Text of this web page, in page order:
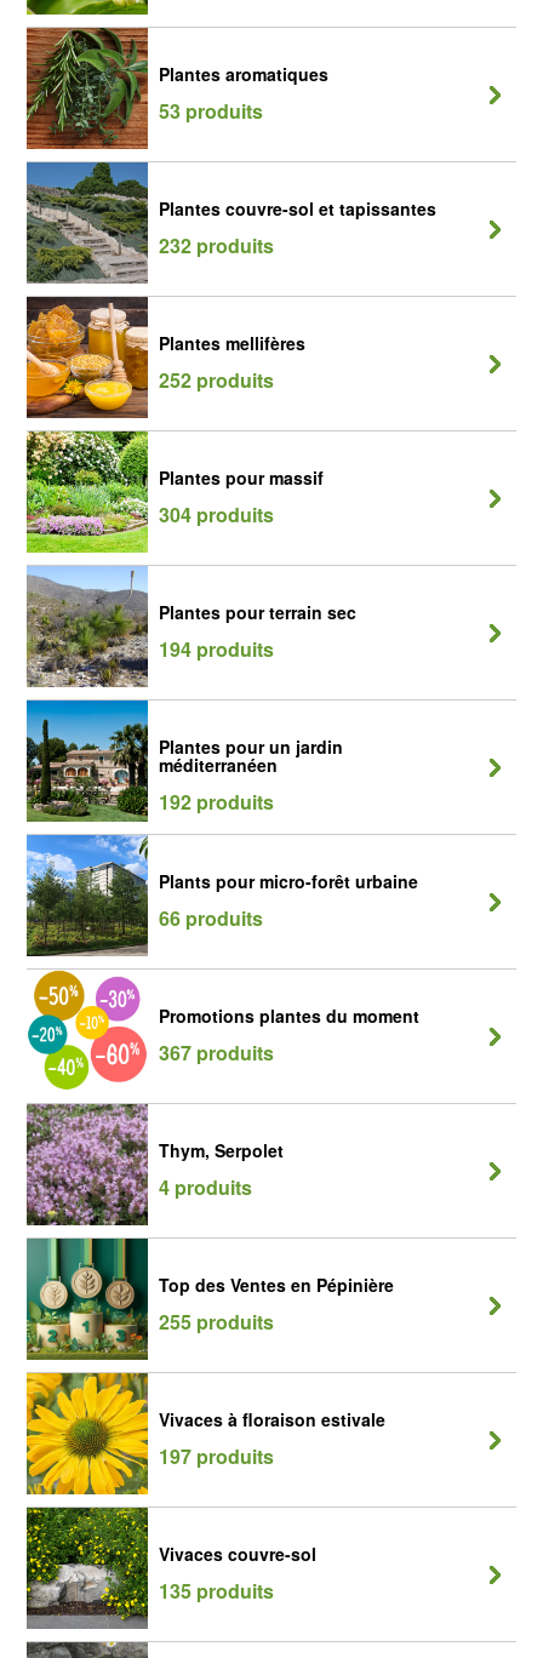
Plantes aromatiques
53 produits
Plantes couvre-sol et tapissantes
232 produits
Plantes mellifères
252 produits
Plantes pour massif
304 produits
Plantes pour terrain sec
194 produits
Plantes pour un jardin
méditerranéen
192 produits
Plants pour micro-forêt urbaine
66 produits
Promotions plantes du moment
367 produits
Thym, Serpolet
4 produits
Top des Ventes en Pépinière
255 produits
Vivaces à floraison estivale
197 produits
Vivaces couvre-sol
135 produits